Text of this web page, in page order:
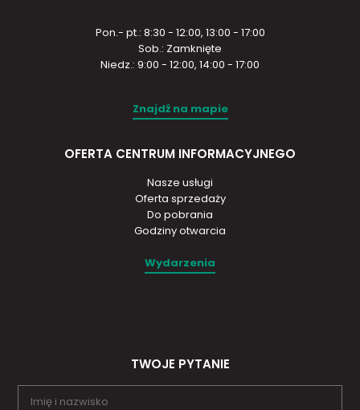
Pon.- pt.: 8:30 - 12:00, 13:00 - 17:00
Sob.: Zamknięte
Niedz.: 9:00 - 12:00, 14:00 - 17:00
Znajdź na mapie
OFERTA CENTRUM INFORMACYJNEGO
Nasze usługi
Oferta sprzedaży
Do pobrania
Godziny otwarcia
Wydarzenia
TWOJE PYTANIE